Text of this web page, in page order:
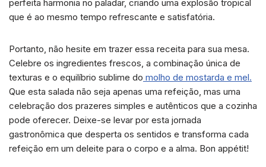
perfeita harmonia no paladar, criando uma explosão tropical
que é ao mesmo tempo refrescante e satisfatória.
Portanto, não hesite em trazer essa receita para sua mesa.
Celebre os ingredientes frescos, a combinação única de
texturas e o equilíbrio sublime do molho de mostarda e mel.
Que esta salada não seja apenas uma refeição, mas uma
celebração dos prazeres simples e autênticos que a cozinha
pode oferecer. Deixe-se levar por esta jornada
gastronômica que desperta os sentidos e transforma cada
refeição em um deleite para o corpo e a alma. Bon appétit!